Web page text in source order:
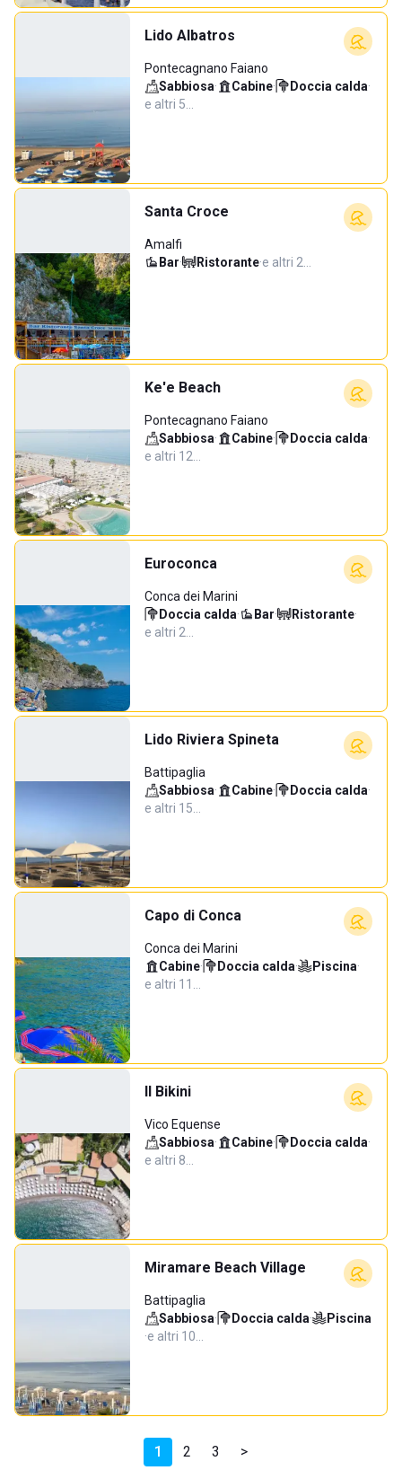
Lido Albatros
Pontecagnano Faiano
Sabbiosa· Cabine· Doccia calda·
e altri 5…
Santa Croce
Amalfi
Bar· Ristorante·e altri 2…
Ke'e Beach
Pontecagnano Faiano
Sabbiosa· Cabine· Doccia calda·
e altri 12…
Euroconca
Conca dei Marini
Doccia calda· Bar· Ristorante·
e altri 2…
Lido Riviera Spineta
Battipaglia
Sabbiosa· Cabine· Doccia calda·
e altri 15…
Capo di Conca
Conca dei Marini
Cabine· Doccia calda· Piscina·
e altri 11…
Il Bikini
Vico Equense
Sabbiosa· Cabine· Doccia calda·
e altri 8…
Miramare Beach Village
Battipaglia
Sabbiosa· Doccia calda·
Piscina
·e altri 10…
1 2 3 >